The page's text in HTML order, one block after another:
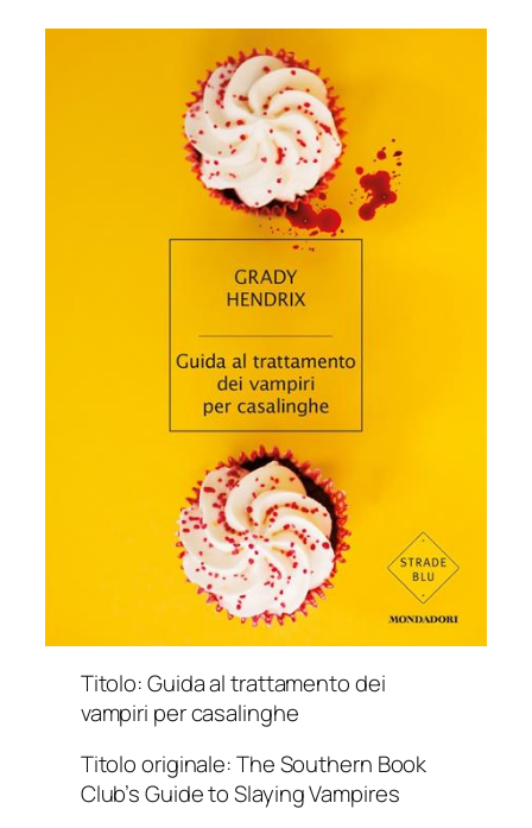
Titolo: Guida al trattamento dei
vampiri per casalinghe
Titolo originale: The Southern Book
Club’s Guide to Slaying Vampires